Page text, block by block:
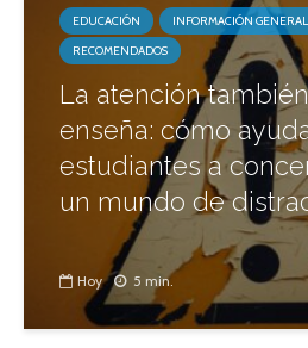
EDUCACIÓN
INFORMACIÓN GENERAL
RECOMENDADOS
La atención
enseña: cómo
estudiantes a
un mundo de
Hoy 5 min.